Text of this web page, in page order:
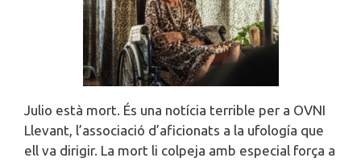
Julio està mort. És una notícia terrible per a OVNI
Llevant, l’associació d’aficionats a la ufología que
ell va dirigir. La mort li colpeja amb especial força a